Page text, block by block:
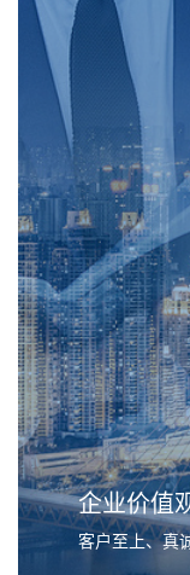
企业价值
客户至上、真